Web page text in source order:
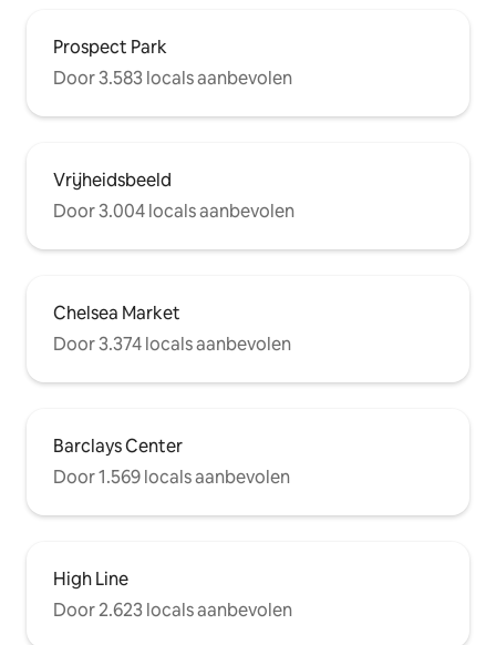
Prospect Park
Door 3.583 locals aanbevolen
Vrijheidsbeeld
Door 3.004 locals aanbevolen
Chelsea Market
Door 3.374 locals aanbevolen
Barclays Center
Door 1.569 locals aanbevolen
High Line
Door 2.623 locals aanbevolen